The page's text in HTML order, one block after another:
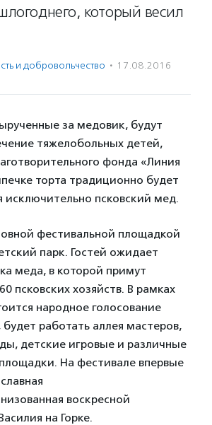
который весил
и доброволь­чест­во · 17.08.2016
за медовик, будут
тяжелобольных детей,
фонда «Линия
торта традиционно будет
исключительно псковский мед.
фестивальной площадкой
парк. Гостей ожидает
меда, в которой примут
псковских хозяйств. В рамках
народное голосование
работать аллея мастеров,
детские игровые и различные
На фестивале впервые
воскресной
на Горке.